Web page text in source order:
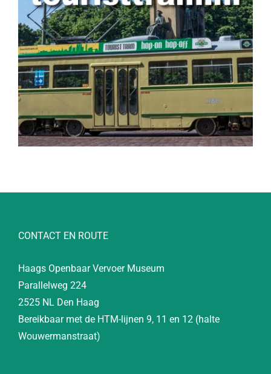
CONTACT EN ROUTE
Haags Openbaar Vervoer Museum
Parallelweg 224
2525 NL Den Haag
Bereikbaar met de HTM-lijnen 9, 11 en 12 (halte
Wouwermanstraat)